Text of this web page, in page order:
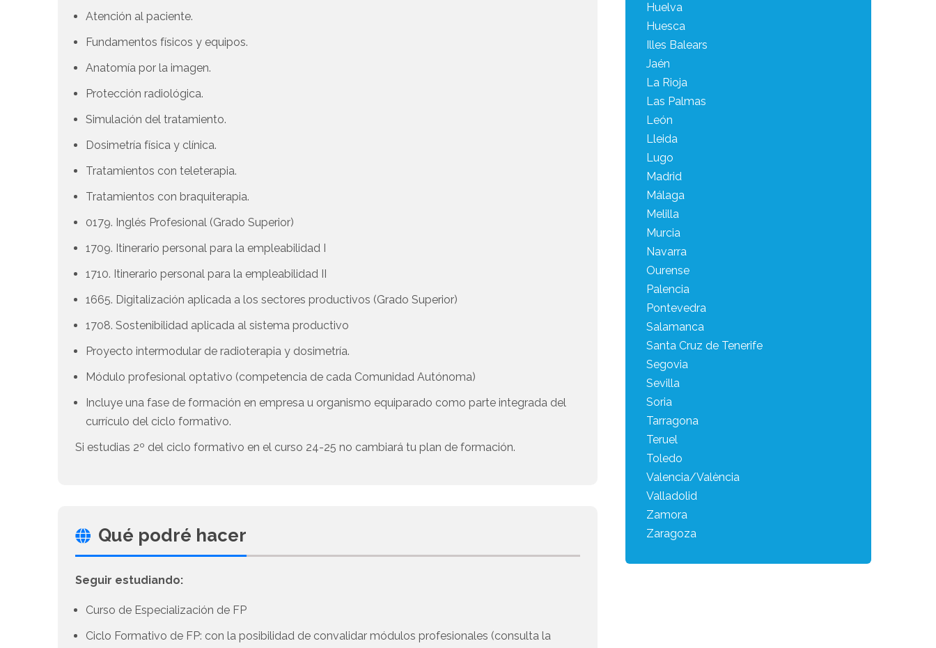
Atención al paciente.
Fundamentos físicos y equipos.
Anatomía por la imagen.
Protección radiológica.
Simulación del tratamiento.
Dosimetría física y clínica.
Tratamientos con teleterapia.
Tratamientos con braquiterapia.
0179. Inglés Profesional (Grado Superior)
1709. Itinerario personal para la empleabilidad I
1710. Itinerario personal para la empleabilidad II
1665. Digitalización aplicada a los sectores productivos (Grado Superior)
1708. Sostenibilidad aplicada al sistema productivo
Proyecto intermodular de radioterapia y dosimetría.
Módulo profesional optativo (competencia de cada Comunidad Autónoma)
Incluye una fase de formación en empresa u organismo equiparado como parte integrada del
currículo del ciclo formativo.
Si estudias 2º del ciclo formativo en el curso 24-25 no cambiará tu plan de formación.
Qué podré hacer
Seguir estudiando:
Curso de Especialización de FP
Ciclo Formativo de FP: con la posibilidad de convalidar módulos profesionales (consulta la
Huelva
Huesca
Illes Balears
Jaén
La Rioja
Las Palmas
León
Lleida
Lugo
Madrid
Málaga
Melilla
Murcia
Navarra
Ourense
Palencia
Pontevedra
Salamanca
Santa Cruz de Tenerife
Segovia
Sevilla
Soria
Tarragona
Teruel
Toledo
Valencia/València
Valladolid
Zamora
Zaragoza